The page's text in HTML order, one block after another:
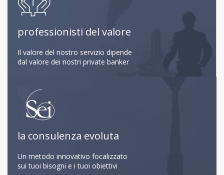
professionisti del valore
Il valore del nostro servizio dipende
dal valore dei nostri private banker
la consulenza evoluta
Un metodo innovativo focalizzato
sui tuoi bisogni e i tuoi obiettivi